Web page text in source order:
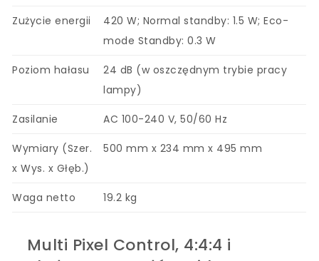
Zużycie energii
420 W; Normal standby: 1.5 W; Eco-
mode Standby: 0.3 W
Poziom hałasu
24 dB (w oszczędnym trybie pracy
lampy)
Zasilanie AC 100-240 V, 50/60 Hz
Wymiary (Szer.
x Wys. x Głęb.)
500 mm x 234 mm x 495 mm
Waga netto 19.2 kg
Multi Pixel Control, 4:4:4 i